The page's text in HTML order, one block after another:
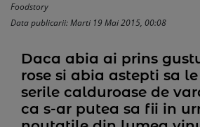
Foodstory
Data publicarii: Marti 19 Mai 2015, 00:08
Daca abia ai prins
rose si abia astepti sa
serile calduroase de
ca s-ar putea sa fii in